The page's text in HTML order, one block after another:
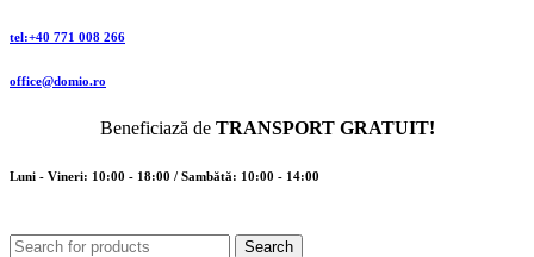
tel:+40 771 008 266
office@domio.ro
Beneficiază de TRANSPORT GRATUIT!
Luni - Vineri: 10:00 - 18:00 / Sambătă: 10:00 - 14:00
Search